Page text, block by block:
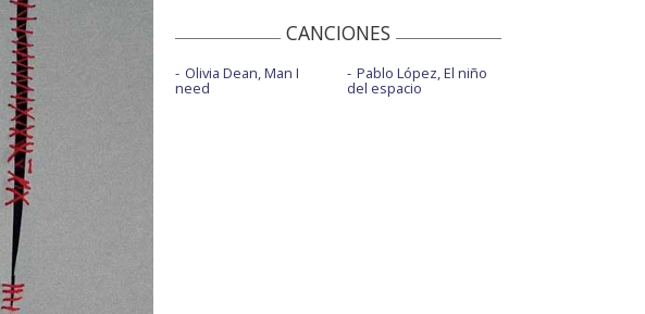
CANCIONES
Olivia Dean, Man I
need
Pablo López, El niño
del espacio